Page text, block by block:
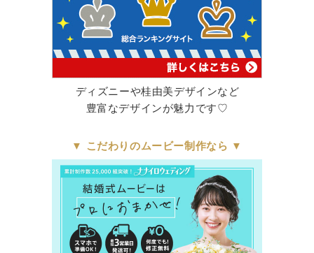
ディズニーや桂由美デザインなど
豊富なデザインが魅力です♡
▼ こだわりのムービー制作なら ▼